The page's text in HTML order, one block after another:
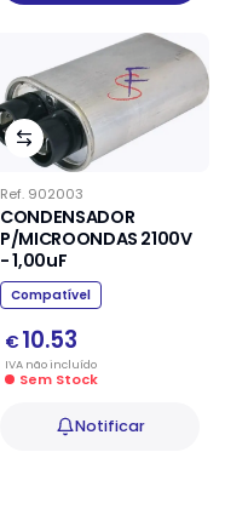
Ref. 902003
CONDENSADOR
P/MICROONDAS 2100V
- 1,00uF
Compatível
€ 10.53
IVA nãoincluído
Sem Stock
Notificar